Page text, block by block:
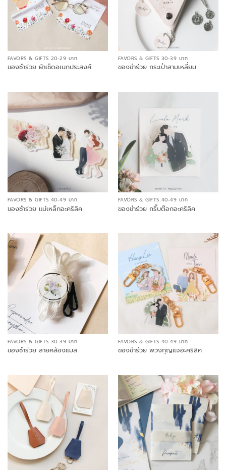
FAVORS & GIFTS 20-29 บาท
ของชำร่วย ผ้าเช็ดอเนกประสงค์
FAVORS & GIFTS 30-39 บาท
ของชำร่วย กระเป๋าสามเหลี่ยม
FAVORS & GIFTS 40-49 บาท
ของชำร่วย แม่เหล็กอะคริลิค
FAVORS & GIFTS 40-49 บาท
ของชำร่วย กริ๊บต๊อกอะคริลิค
FAVORS & GIFTS 30-39 บาท
ของชำร่วย สายคล้องแมส
FAVORS & GIFTS 40-49 บาท
ของชำร่วย พวงกุญแจอะคริลิค